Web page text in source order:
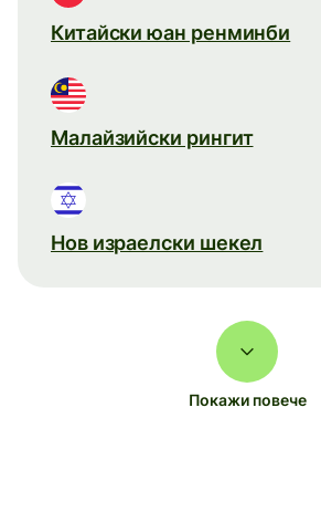
Китайски юан ренминби
Малайзийски рингит
Нов израелски шекел
Покажи повече